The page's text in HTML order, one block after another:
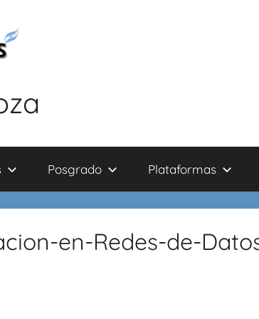
Posgrado Plataformas
en-Redes-de-